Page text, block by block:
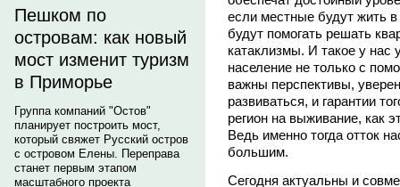
Пешком по
островам: как новый
мост изменит туризм
в Приморье
Группа компаний "Остов"
планирует построить мост,
который свяжет Русский остров
с островом Елены. Переправа
станет первым этапом
масштабного проекта
если местные будут жить
будут помогать решать
катаклизмы. И такое у нас
население не только с
важны перспективы,
развиваться, и гарантии
регион на выживание, как
Ведь именно тогда отток
большим.
Сегодня актуальны и